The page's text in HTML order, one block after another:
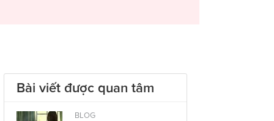
Bài viết được quan tâm
BLOG